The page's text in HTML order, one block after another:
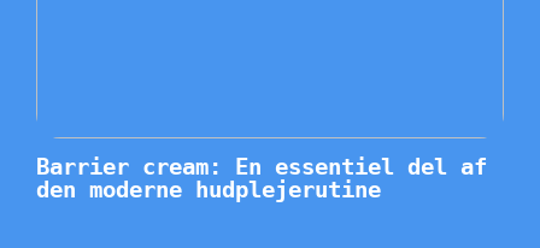
Barrier cream: En essentiel del af
den moderne hudplejerutine